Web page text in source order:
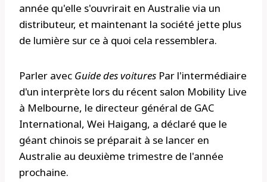
année qu'elle s'ouvrirait en Australie via un
distributeur, et maintenant la société jette plus
de lumière sur ce à quoi cela ressemblera.
Parler avec Guide des voitures Par l'intermédiaire
d'un interprète lors du récent salon Mobility Live
à Melbourne, le directeur général de GAC
International, Wei Haigang, a déclaré que le
géant chinois se préparait à se lancer en
Australie au deuxième trimestre de l'année
prochaine.